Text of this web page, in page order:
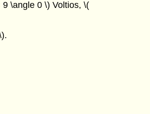
\angle 0 \) Voltios, \(